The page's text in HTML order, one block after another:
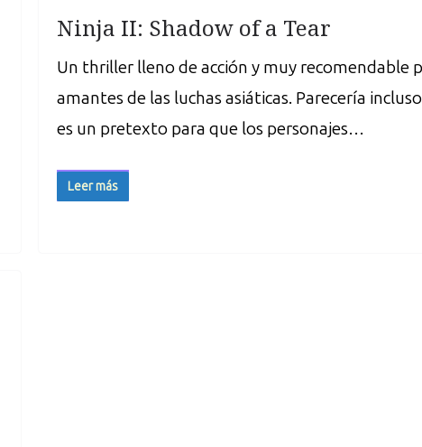
Ninja II: Shadow of a Tear
Un thriller lleno de acción y muy recomendable
amantes de las luchas asiáticas. Parecería
es un pretexto para que los personajes…
Leer más